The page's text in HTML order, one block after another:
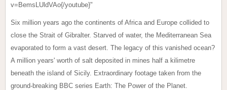
v=BemsLUldVAo{/youtube}"
Six million years ago the continents of Africa and Europe collided to
close the Strait of Gibralter. Starved of water, the Mediterranean Sea
evaporated to form a vast desert. The legacy of this vanished ocean?
A million years' worth of salt deposited in mines half a kilimetre
beneath the island of Sicily. Extraordinary footage taken from the
ground-breaking BBC series Earth: The Power of the Planet.